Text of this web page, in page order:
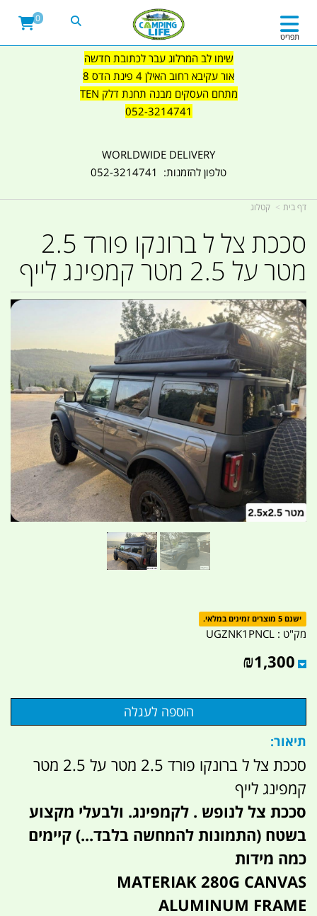
שימו לב המרלוג עבר לכתובת חדשה
אור עקיבא רחוב האילן 4 פינת הדס 8
מתחם העסקים מבנה תחנת דלק TEN
052-3214741
WORLDWIDE DELIVERY
טלפון להזמנות: 052-3214741
תפריט
0
דף בית קטלוג
סככת צל ל ברונקו פורד 2.5
מטר על 2.5 מטר קמפינג לייף
ישנם 5 מוצרים זמינים במלאי.
מק"ט : UGZNK1PNCL
₪1,300
תיאור:
סככת צל ל ברונקו פורד 2.5 מטר על 2.5 מטר
קמפינג לייף
סככת צל לנופש . לקמפינג. ולבעלי מקצוע
בשטח (התמונות להמחשה בלבד...) קיימים
כמה מידות
MATERIAK 280G CANVAS
ALUMINUM FRAME